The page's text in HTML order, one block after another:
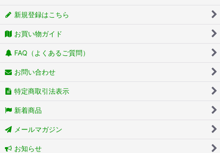
新規登録はこちら
お買い物ガイド
FAQ（よくあるご質問）
お問い合わせ
特定商取引法表示
新着商品
メールマガジン
お知らせ